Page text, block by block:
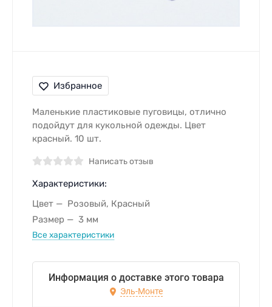
Избранное
Маленькие пластиковые пуговицы, отлично
подойдут для кукольной одежды. Цвет
красный. 10 шт.
Написать отзыв
Характеристики:
Цвет
Розовый, Красный
Размер
3 мм
Все характеристики
Информация о доставке этого товара
Эль-Монте